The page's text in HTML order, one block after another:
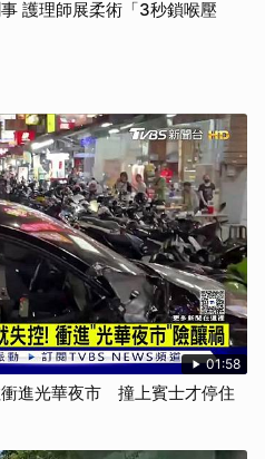
護理師展柔術「3秒鎖喉壓
01:58
進光華夜市 撞上賓士才停住